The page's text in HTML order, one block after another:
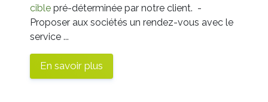
cible pré-déterminée par notre client. -
Proposer aux sociétés un rendez-vous avec le
service ...
En savoir plus